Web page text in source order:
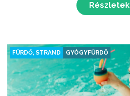
Részletek
FÜRDŐ, STRAND GYÓGYFÜRDŐ